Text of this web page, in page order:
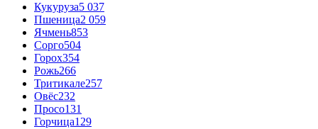
Кукуруза5 037
Пшеница2 059
Ячмень853
Сорго504
Горох354
Рожь266
Тритикале257
Овёс232
Просо131
Горчица129